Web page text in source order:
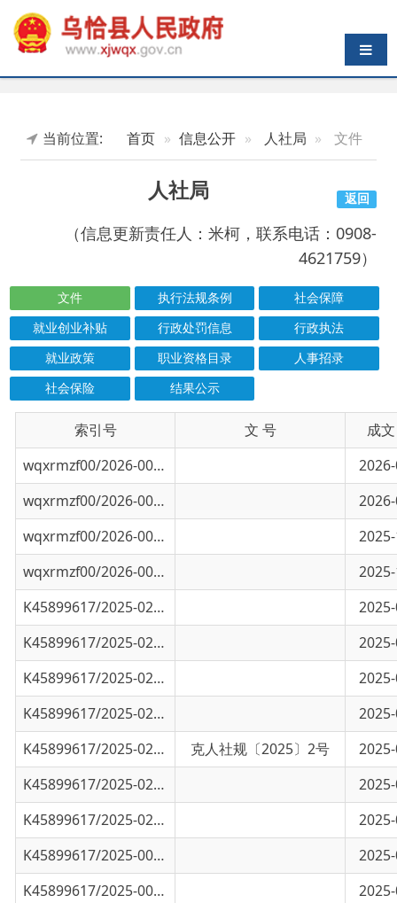
导航切换
人社局
（信息更新责任人：米柯，联系电话：0908-
4621759）
社会保障
就业创业补贴 行政处罚信息 行政执法
就业政策 职业资格目录 人事招录
社会保险 结果公示
索引号 信息标题 文 号
wqxrmzf00/2026-00344
乌恰县人社局2026年1月至3月其他行政许
2026-03-31
wqxrmzf00/2026-00342
乌恰县人社局2025年10月至12月其他行政
2025-12-31
wqxrmzf00/2026-00341 乌恰县人社局2025年10月至12月行政许可
2025-12-31
K45899617/2025-02593
乌恰县人社局2025年7月至9月其他行政许
2025-09-29
K45899617/2025-02591 乌恰县人社局2025年7月至9月行政许可办
2025-09-29
K45899617/2025-02340 关于乌恰县民办培训学校等级评价的公示
2025-08-22
K45899617/2025-02010 《克孜勒苏柯尔克孜自治州关于支持高校
2025-07-15
K45899617/2025-02009
关于印发《克孜勒苏柯尔克孜自治州关于
克人社规〔2025〕2号 2025-07-15
K45899617/2025-02005 乌恰县人社局2025年4月至6月其他行政许
2025-06-27
K45899617/2025-00727 乌恰县人社局2025年1月至3月其他行政许
2025-03-26
K45899617/2025-00726 乌恰县人社局2025年1月至3月行政许可办
2025-03-26
K45899617/2025-01221
乌恰县人力资源和社会保障局2024年度法
2025-03-25
K45899617/2024-02786 关于批准徐启友等30名同志取得初、中、
2024-09-23
首页 上一页 1